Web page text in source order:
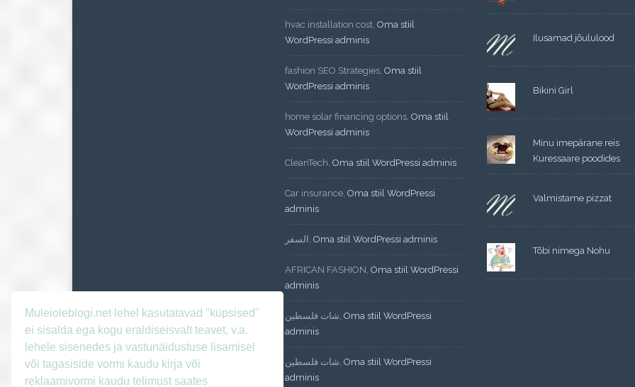
hvac installation cost Oma stiil
WordPressi adminis
fashion SEO Strategies Oma stiil
WordPressi adminis
home solar financing options Oma stiil
WordPressi adminis
CleanTech Oma stiil WordPressi adminis
Car insurance Oma stiil WordPressi
adminis
السفر Oma stiil WordPressi adminis
AFRICAN FASHION Oma stiil WordPressi
adminis
شات فلسطين Oma stiil WordPressi
adminis
شات فلسطين Oma stiil WordPressi
adminis
Ilusamad jõululood
Bikini Girl
Minu imepärane reis
Kuressaare poodides
Valmistame pizzat
Tõbi nimega Nohu
Muleioleblogi.net lehel kasutatavad "küpsised"
ei sisalda ega kogu eraldiseisvalt teavet, v.a.
lehele sisenedes ja vastunäidustuse lisamisel
või tagasiside vormi kaudu kirja või
reklaamivormi kaudu telimust saates